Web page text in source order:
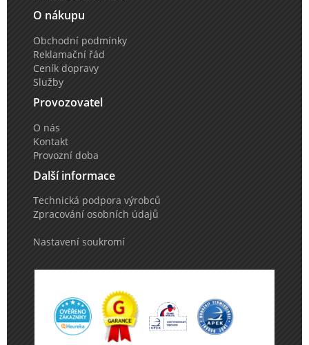
O nákupu
Obchodní podmínky
Reklamační řád
Ceník dopravy
Služby
Provozovatel
O nás
Kontakt
Provozní doba
Další informace
Technická podpora výrobců
Zpracování osobních údajů
Nastavení soukromí